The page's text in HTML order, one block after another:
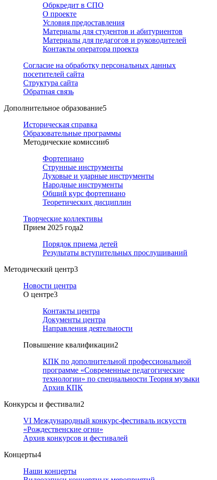
Обркредит в СПО
О проекте
Условия предоставления
Материалы для студентов и абитуриентов
Материалы для педагогов и руководителей
Контакты оператора проекта
Согласие на обработку персональных данных
посетителей сайта
Структура сайта
Обратная связь
Дополнительное образование5
Историческая справка
Образовательные программы
Методические комиссии6
Фортепиано
Струнные инструменты
Духовые и ударные инструменты
Народные инструменты
Общий курс фортепиано
Теоретических дисциплин
Творческие коллективы
Прием 2025 года2
Порядок приема детей
Результаты вступительных прослушиваний
Методический центр3
Новости центра
О центре3
Контакты центра
Документы центра
Направления деятельности
Повышение квалификации2
КПК по дополнительной профессиональной
программе «Современные педагогические
технологии» по специальности Теория музыки
Архив КПК
Конкурсы и фестивали2
VI Международный конкурс-фестиваль искусств
«Рождественские огни»
Архив конкурсов и фестивалей
Концерты4
Наши концерты